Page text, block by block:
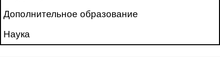
Дополнительное образование
Наука